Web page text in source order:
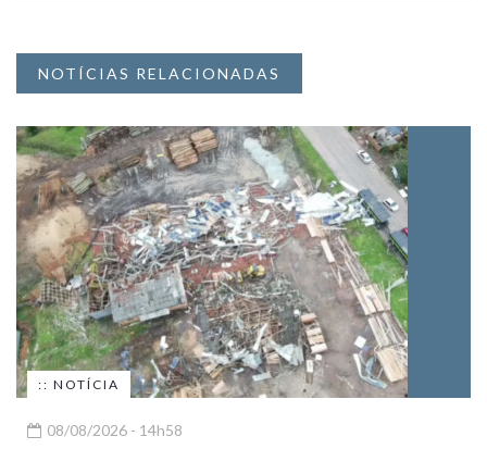
NOTÍCIAS RELACIONADAS
:: NOTÍCIA
08/08/2026 - 14h58